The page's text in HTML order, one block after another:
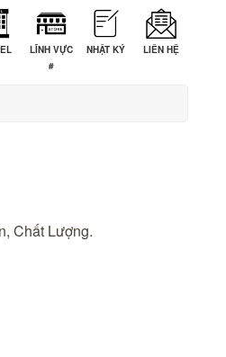
LĨNH VỰC
#
NHẬT KÝ LIÊN HỆ
Chất Lượng.